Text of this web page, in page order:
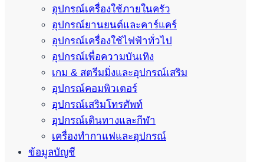
อุปกรณ์เครื่องใช้ภายในครัว
อุปกรณ์ยานยนต์และคาร์แคร์
อุปกรณ์เครื่องใช้ไฟฟ้าทั่วไป
อุปกรณ์เพื่อความบันเทิง
เกม & สตรีมมิ่งและอุปกรณ์เสริม
อุปกรณ์คอมพิวเตอร์
อุปกรณ์เสริมโทรศัพท์
อุปกรณ์เดินทางและกีฬา
เครื่องทำกาแฟและอุปกรณ์
ข้อมูลบัญชี